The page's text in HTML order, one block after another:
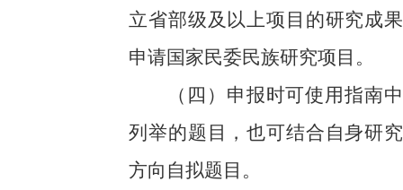
立省部级及以上项目的研究成果
申请国家民委民族研究项目。
（ 四 ）申报时可使用指南中
列举的题目，也可结合自身研究
方向自拟题目。